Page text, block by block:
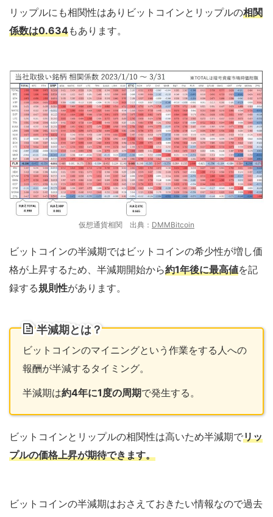
リップルにも相関性はありビットコインとリップルの相関
係数は0.634もあります。
仮想通貨相関 出典： DMMBitcoin
ビットコインの半減期ではビットコインの希少性が増し価
格が上昇するため、半減期開始から約1年後に最高値を記
録する規則性があります。
半減期とは？
ビットコインのマイニングという作業をする人への
報酬が半減するタイミング。
半減期は約4年に1度の周期で発生する。
ビットコインとリップルの相関性は高いため半減期でリッ
プルの価格上昇が期待できます。
ビットコインの半減期はおさえておきたい情報なので過去